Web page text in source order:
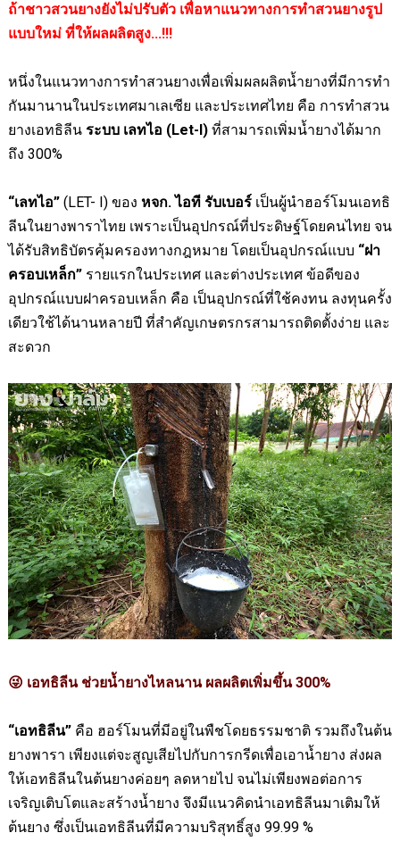
ถ้าชาวสวนยางยังไม่ปรับตัว เพื่อหาแนวทางการทำสวนยางรูป
แบบใหม่ ที่ให้ผลผลิตสูง...!!!
หนึ่งในแนวทางการทำสวนยางเพื่อเพิ่มผลผลิตน้ำยางที่มีการทำ
กันมานานในประเทศมาเลเซีย และประเทศไทย คือ การทำสวน
ยางเอทธิลีน ระบบ เลทไอ (Let-I )ที่สามารถเพิ่มน้ำยางได้มาก
ถึง 300%
“เลทไอ”( LET- I ) ของ หจก. ไอที รับเบอร์เป็นผู้นำฮอร์โมนเอทธิ
ลีนในยางพาราไทย เพราะเป็นอุปกรณ์ที่ประดิษฐ์โดยคนไทย จน
ได้รับสิทธิบัตรคุ้มครองทางกฎหมาย โดยเป็นอุปกรณ์แบบ “ฝา
ครอบเหล็ก”รายแรกในประเทศ และต่างประเทศ ข้อดีของ
อุปกรณ์แบบฝาครอบเหล็ก คือ เป็นอุปกรณ์ที่ใช้คงทน ลงทุนครั้ง
เดียวใช้ได้นานหลายปี ที่สำคัญเกษตรกรสามารถติดตั้งง่าย และ
สะดวก
😜 เอทธิลีน ช่วยน้ำยางไหลนาน ผลผลิตเพิ่มขึ้น 300%
“เอทธิลีน”คือ ฮอร์โมนที่มีอยู่ในพืชโดยธรรมชาติ รวมถึงในต้น
ยางพารา เพียงแต่จะสูญเสียไปกับการกรีดเพื่อเอาน้ำยาง ส่งผล
ให้เอทธิลีนในต้นยางค่อยๆ ลดหายไป จนไม่เพียงพอต่อการ
เจริญเติบโตและสร้างน้ำยาง จึงมีแนวคิดนำเอทธิลีนมาเติมให้
ต้นยาง ซึ่งเป็นเอทธิลีนที่มีความบริสุทธิ์สูง 99.99 %